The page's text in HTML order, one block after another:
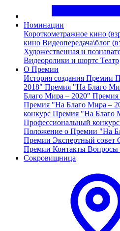
Номинации
Короткометражное кино
кино Видеопередача\блог
Художественная и
Видеоролики и шортс Театр
О Премии
История создания Премии
2018" Премия "На Благо
Благо Мира – 2020" Премия
Премия "На Благо Мира –
конкурс Премия "На Благо
Профессиональный конкурс
Положение о Премии "На
Премии Экспертный совет
Премии Контакты Вопросы
Сокровищница